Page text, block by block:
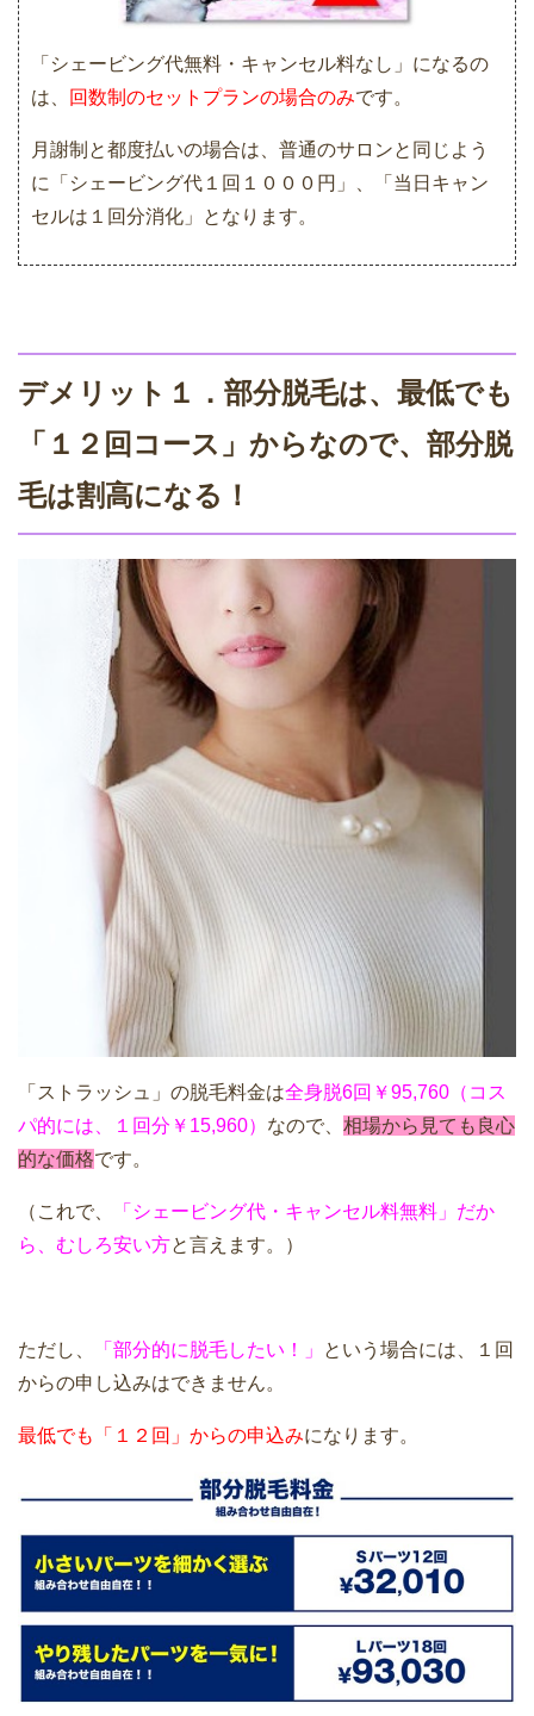
「シェービング代無料・キャンセル料なし」になるの
は、
回数制のセットプランの場合のみです。
月謝制と都度払いの場合は、普通のサロンと同じよう
に「シェービング代１回１０００円」、「当日キャン
セルは１回分消化」となります。
デメリット１．部分脱毛は、最低でも
「１２回コース」からなので、部分脱
毛は割高になる！
「ストラッシュ」の脱毛料金は全身脱6回￥95,760（コス
パ的には、１回分￥15,960） なので、 相場から見ても良心
的な価格です。
（これで、
「シェービング代・キャンセル料無料」だか
ら、むしろ安い方と言えます。）
ただし、 「部分的に脱毛したい！」
という場合には、１回
からの申し込みはできません。
最低でも「１２回」からの申込みになります。